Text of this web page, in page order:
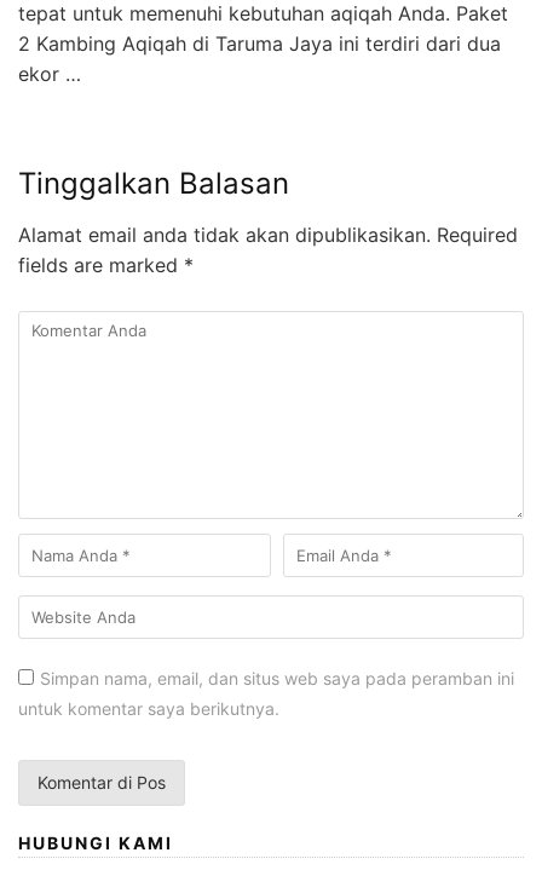
tepat untuk memenuhi kebutuhan aqiqah Anda. Paket
2 Kambing Aqiqah di Taruma Jaya ini terdiri dari dua
ekor …
Tinggalkan Balasan
Alamat email anda tidak akan dipublikasikan. Required
fields are marked *
Simpan nama, email, dan situs web saya pada peramban ini
untuk komentar saya berikutnya.
HUBUNGI KAMI